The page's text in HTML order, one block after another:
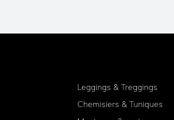
Leggings & Treggings
Chemisiers & Tuniques